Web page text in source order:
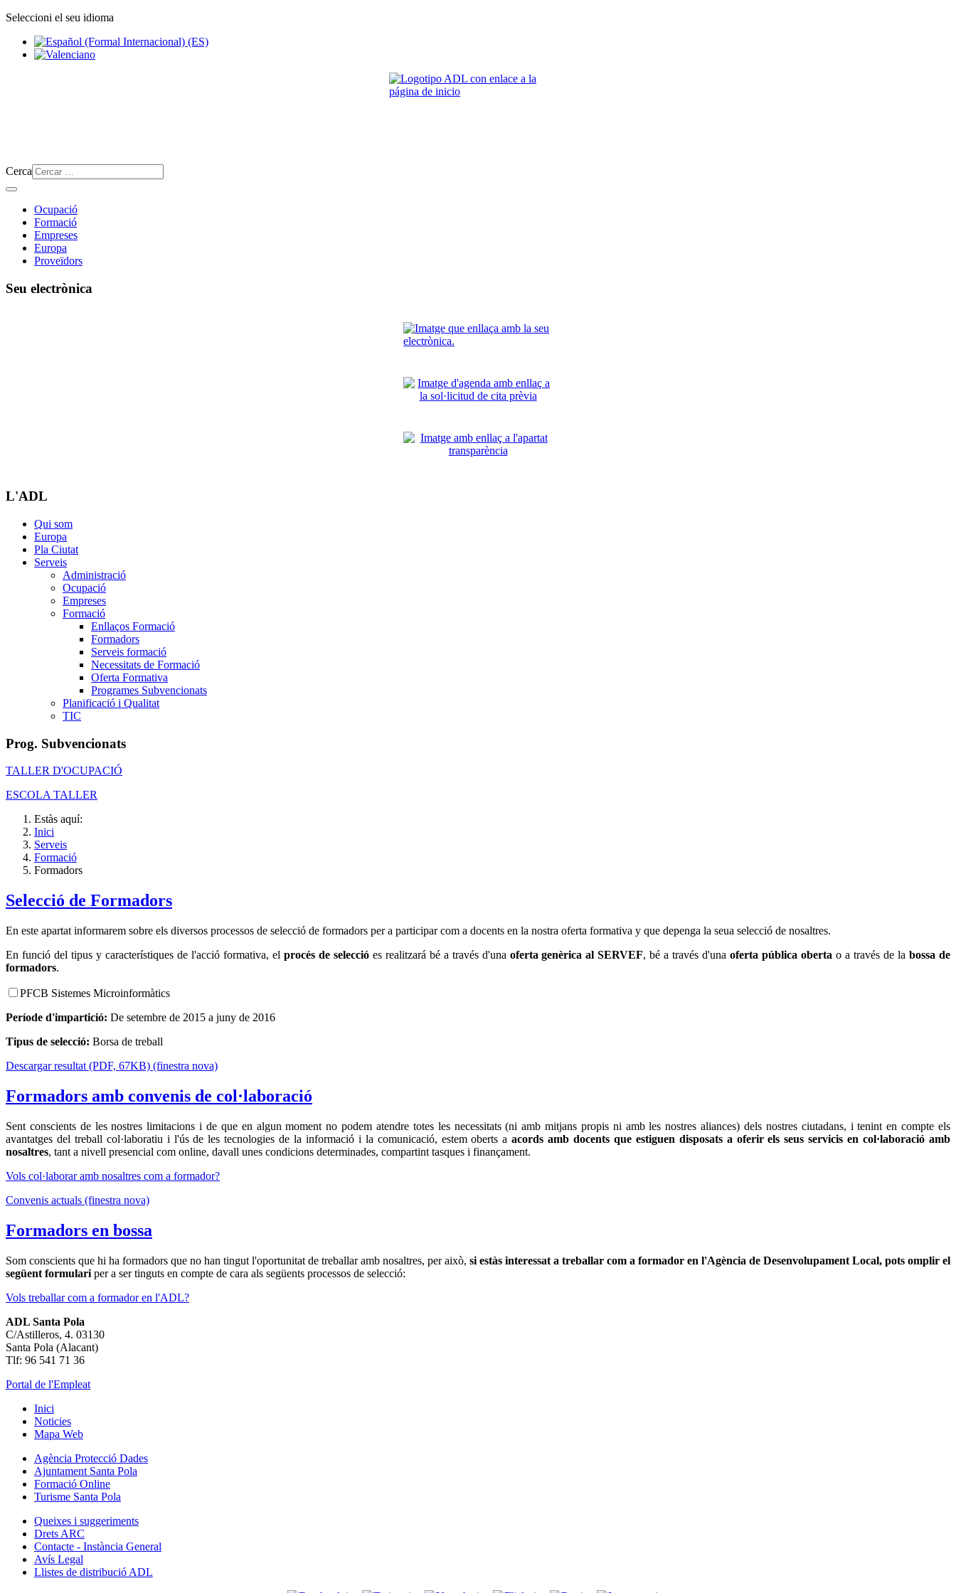
Seleccioni el seu idioma
Cerca
Ocupació
Formació
Empreses
Europa
Proveïdors
Seu electrònica
L'ADL
Qui som
Europa
Pla Ciutat
Serveis
Administració
Ocupació
Empreses
Formació
Enllaços Formació
Formadors
Serveis formació
Necessitats de Formació
Oferta Formativa
Programes Subvencionats
Planificació i Qualitat
TIC
Prog. Subvencionats
TALLER D'OCUPACIÓ
ESCOLA TALLER
Estàs aquí:
Inici
Serveis
Formació
Formadors
Selecció de Formadors
En este apartat informarem sobre els diversos processos de selecció de formadors per a participar com a docents en la nostra oferta formativa y que depenga la seua selecció de nosaltres.
En funció del tipus y característiques de l'acció formativa, el procés de seleccióes realitzará bé a través d'una oferta genèrica al SERVEF, bé a través d'unaoferta pública oberta o a través de labossa de
formadors.
PFCB Sistemes Microinformàtics
Període d'impartició: De setembre de 2015 a juny de 2016
Tipus de selecció: Borsa de treball
Descargar resultat (PDF, 67KB) (finestra nova)
Formadors amb convenis de col·laboració
Sent conscients de les nostres limitacions i de que en algun moment no podem atendre totes les necessitats (ni amb mitjans propis ni amb les nostres aliances) dels nostres ciutadans, i tenint en compte els
avantatges del treball col·laboratiu i l'ús de les tecnologies de la informació i la comunicació, estem oberts aacords amb docents que estiguen disposats a oferir els seus servicis en col·laboració amb
nosaltres, tant a nivell presencial com online, davall unes condicions determinades, compartint tasques i finançament.
Vols col·laborar amb nosaltres com a formador?
Convenis actuals (finestra nova)
Formadors en bossa
Som conscients que hi ha formadors que no han tingut l'oportunitat de treballar amb nosaltres, per això, si estàs interessat a treballar com a formador en l'Agència de Desenvolupament Local, pots omplir el
següent formulari per a ser tinguts en compte de cara als següents processos de selecció:
Vols treballar com a formador en l'ADL?
ADL Santa Pola
C/Astilleros, 4. 03130
Santa Pola (Alacant)
Tlf: 96 541 71 36
Portal de l'Empleat
Inici
Noticies
Mapa Web
Agència Protecció Dades
Ajuntament Santa Pola
Formació Online
Turisme Santa Pola
Queixes i suggeriments
Drets ARC
Contacte - Instància General
Avís Legal
Llistes de distribució ADL